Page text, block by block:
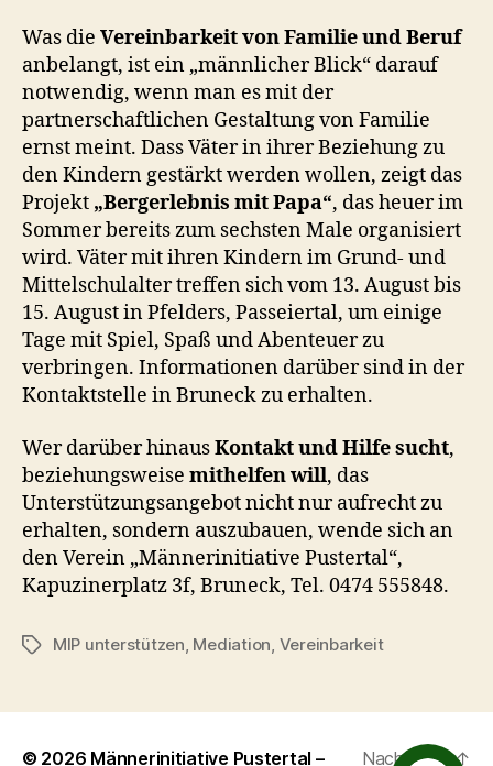
Was die Vereinbarkeit von Familie und Beruf
anbelangt, ist ein „männlicher Blick“ darauf
notwendig, wenn man es mit der
partnerschaftlichen Gestaltung von Familie
ernst meint. Dass Väter in ihrer Beziehung zu
den Kindern gestärkt werden wollen, zeigt das
Projekt „Bergerlebnis mit Papa“, das heuer im
Sommer bereits zum sechsten Male organisiert
wird. Väter mit ihren Kindern im Grund- und
Mittelschulalter treffen sich vom 13. August bis
15. August in Pfelders, Passeiertal, um einige
Tage mit Spiel, Spaß und Abenteuer zu
verbringen. Informationen darüber sind in der
Kontaktstelle in Bruneck zu erhalten.
Wer darüber hinausKontakt und Hilfe sucht,
beziehungsweise mithelfen will, das
Unterstützungsangebot nicht nur aufrecht zu
erhalten, sondern auszubauen, wende sich an
den Verein „Männerinitiative Pustertal“,
Kapuzinerplatz 3f, Bruneck, Tel. 0474 555848.
Schlagwörter
MIP unterstützen, Mediation, Vereinbarkeit
© 2026 Männerinitiative Pustertal – Nach oben↑